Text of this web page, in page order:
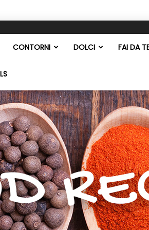
CONTORNI DOLCI FAI DA